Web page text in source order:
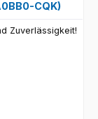
CQK)
Zuverlässigkeit!